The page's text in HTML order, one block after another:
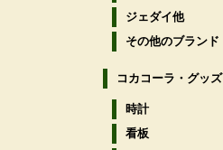
ジェダイ他
その他のブランド
コカコーラ・グッズ
時計
看板